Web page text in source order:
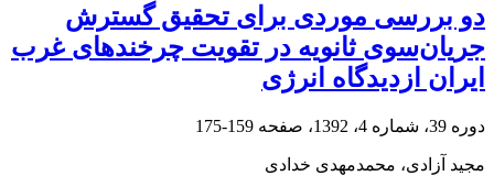
دو بررسی موردی برای تحقیق گسترش
جریان‌سوی ثانویه در تقویت چرخندهای غرب
ایران ازدیدگاه انرژی
دوره 39، شماره 4، 1392، صفحه 159-175
مجید آزادی، محمدمهدی خدادی